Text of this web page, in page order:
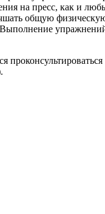
на пресс, как и
общую
упражнений